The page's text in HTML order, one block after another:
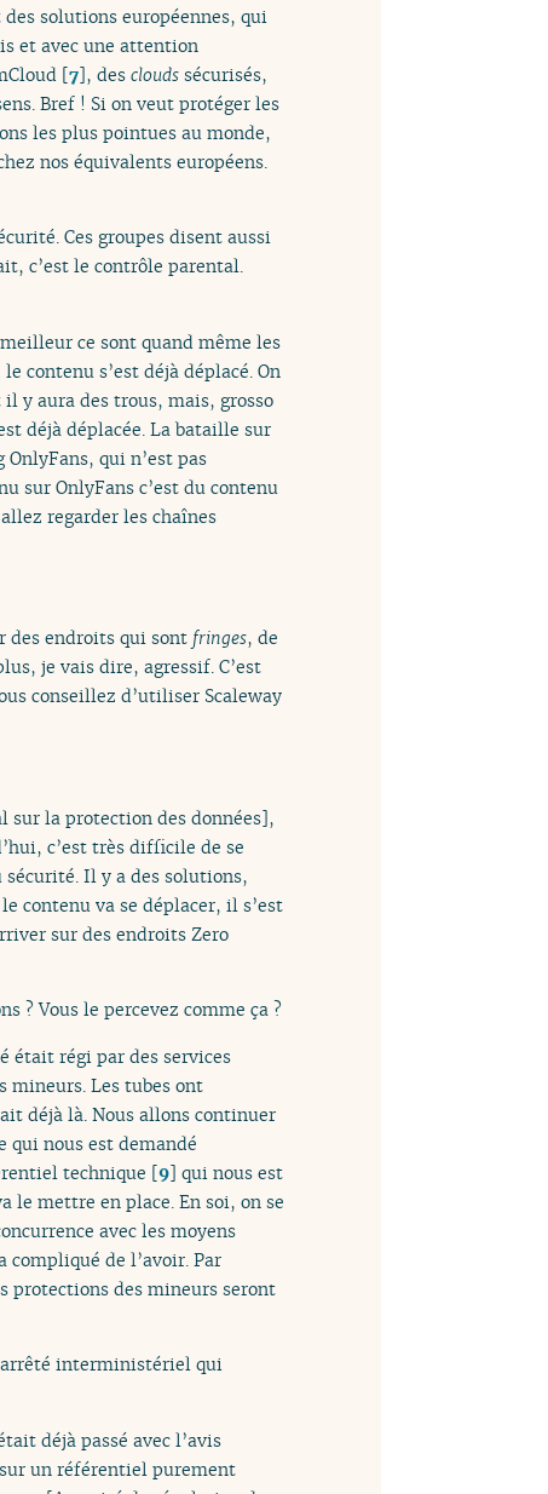
solutions européennes, qui
et avec une attention
[7], des clouds sécurisés,
Bref ! Si on veut protéger les
les plus pointues au monde,
nos équivalents européens.
Ces groupes disent aussi
c’est le contrôle parental.
ce sont quand même les
contenu s’est déjà déplacé. On
y aura des trous, mais, grosso
déjà déplacée. La bataille sur
qui n’est pas
sur OnlyFans c’est du contenu
regarder les chaînes
des endroits qui sont fringes, de
je vais dire, agressif. C’est
conseillez d’utiliser Scaleway
sur la protection des données],
c’est très difficile de se
Il y a des solutions,
contenu va se déplacer, il s’est
sur des endroits Zero
? Vous le percevez comme ça ?
était régi par des services
mineurs. Les tubes ont
déjà là. Nous allons continuer
qui nous est demandé
technique [9] qui nous est
le mettre en place. En soi, on se
avec les moyens
compliqué de l’avoir. Par
protections des mineurs seront
interministériel qui
déjà passé avec l’avis
un référentiel purement